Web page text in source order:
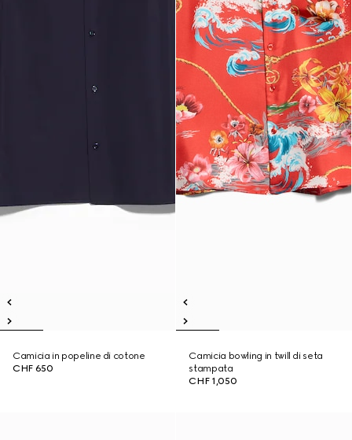
Camicia in popeline di cotone
CHF 650
Camicia bowling in twill di seta
stampata
CHF 1,050